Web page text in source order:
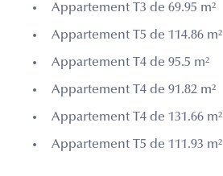
Appartement T3 de 69.95 m²
Appartement T5 de 114.86 m²
Appartement T4 de 95.5 m²
Appartement T4 de 91.82 m²
Appartement T4 de 131.66 m²
Appartement T5 de 111.93 m²